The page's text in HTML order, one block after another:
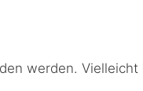
werden.